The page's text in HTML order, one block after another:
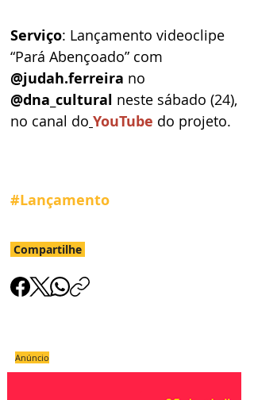
Serviço: Lançamento videoclipe
“Pará Abençoado” com
@judah.ferreira no
@dna_cultural neste sábado (24),
no canal do YouTube do projeto.
#Lançamento
Compartilhe
Anúncio